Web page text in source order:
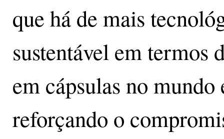
que há de mais
sustentável em termos
em cápsulas no mundo
reforçando o